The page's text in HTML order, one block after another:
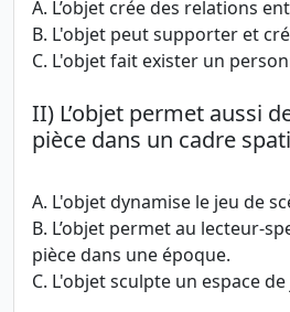
A. L’objet crée des relations
B. L'objet peut supporter et
C. L'objet fait exister un
II) L’objet permet aussi
pièce dans un cadre
A. L'objet dynamise le jeu de
B. L’objet permet au lecteur-
pièce dans une époque.
C. L'objet sculpte un espace de